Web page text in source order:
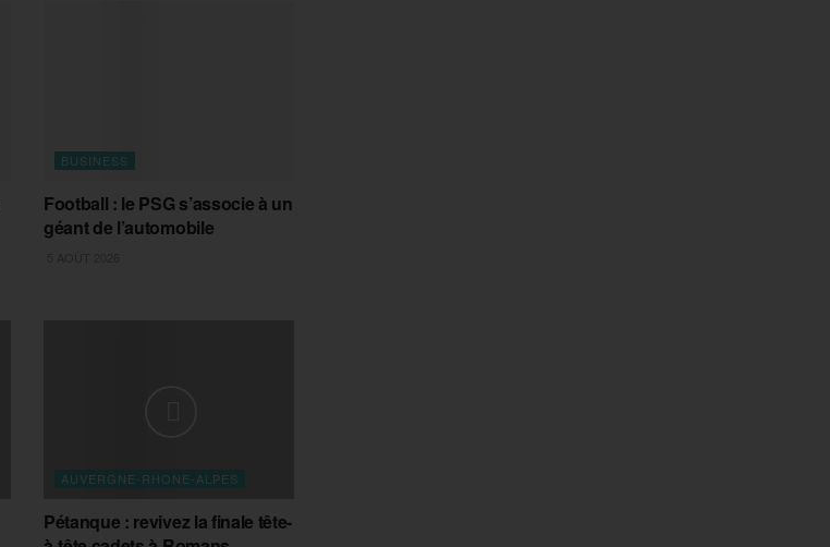
BUSINESS
Football : le PSG s’associe à un
géant de l’automobile
AUVERGNE-RHONE-ALPES
Pétanque : revivez la finale tête-